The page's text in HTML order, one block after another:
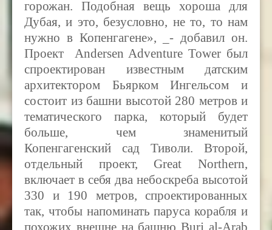
горожан. Подобная вещь хороша для
Дубая, и это, безусловно, не то, то нам
нужно в Копенгагене», _- добавил он.
Проект Andersen Adventure Tower был
спроектирован известным датским
архитектором Бьярком Ингельсом и
состоит из башни высотой 280 метров и
тематического парка, который будет
больше, чем знаменитый
Копенгагенский сад Тиволи. Второй,
отдельный проект, Great Northern,
включает в себя два небоскреба высотой
330 и 190 метров, спроектированных
так, чтобы напоминать паруса корабля и
похожих внешне на башню Burj al-Arab